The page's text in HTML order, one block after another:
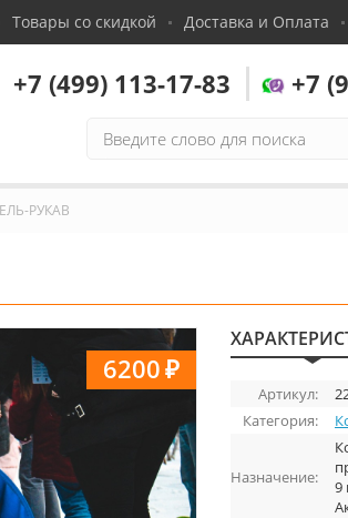
Товары со скидкой Доставка и Оплата
+7 (499) 113-17-83 +7
РУКАВ
6200₽
Артикул:
Категория:
Назначение:
9